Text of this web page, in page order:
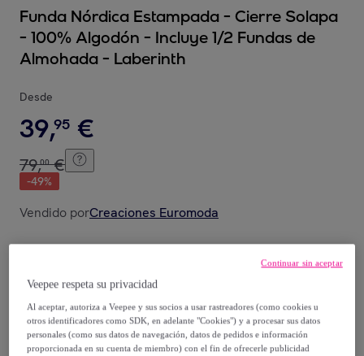
Funda Nórdica Estampada - Cierre Solapa
- 100% Algodón - Incluye 1/2 Fundas de
Almohada - Laberinth
Desde
39,95 €
79,00 €
-49%
Vendido porCreaciones Euromoda
Entrega
Envío gratis
Veepee respeta su privacidad
Al aceptar, autoriza a Veepee y sus socios a usar rastreadores (como cookies u
otros identificadores como SDK, en adelante "Cookies") y a procesar sus datos
personales (como sus datos de navegación, datos de pedidos e información
proporcionada en su cuenta de miembro) con el fin de ofrecerle publicidad
Continuar sin aceptar